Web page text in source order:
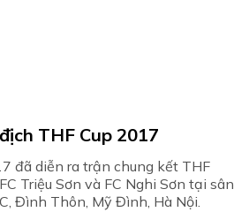
THF Cup 2017
đã diễn ra trận chung kết THF
Triệu Sơn và FC Nghi Sơn tại sân
Đình Thôn, Mỹ Đình, Hà Nội.